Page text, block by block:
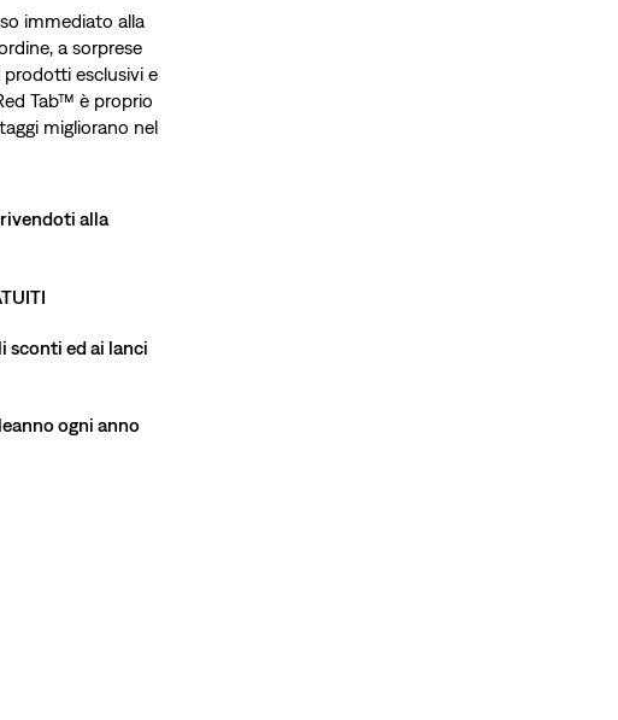
immediato alla
a sorprese
prodotti esclusivi e
Tab™ è proprio
migliorano nel
alla
sconti ed ai lanci
ogni anno